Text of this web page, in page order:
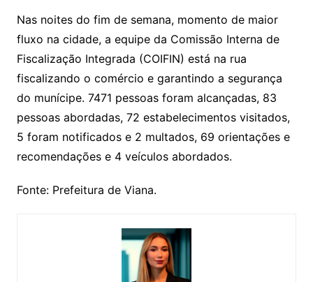
Nas noites do fim de semana, momento de maior
fluxo na cidade, a equipe da Comissão Interna de
Fiscalização Integrada (COIFIN) está na rua
fiscalizando o comércio e garantindo a segurança
do munícipe. 7471 pessoas foram alcançadas, 83
pessoas abordadas, 72 estabelecimentos visitados,
5 foram notificados e 2 multados, 69 orientações e
recomendações e 4 veículos abordados.
Fonte: Prefeitura de Viana.